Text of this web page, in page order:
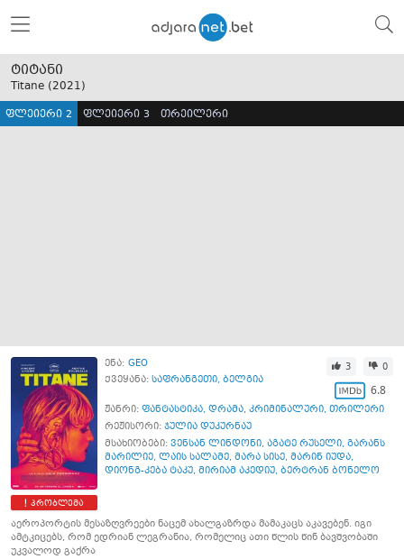
ტიტანი
Titane (2021)
ფლეიერი 2 ფლეიერი 3 თრეილერი
პრობლემა
ენა: GEO
ქვეყანა: საფრანგეთი, ბელგია
3 0
6.8
ჟანრი: ფანტასტიკა, დრამა, კრიმინალური, თრილერი
რეჟისორი: ჯულია დუკურნაუ
მსახიობები: ვენსან ლინდონი, აგატე რუსელი, გარანს
მარილიე, ლაის სალამე, მარა სისე, მარინ იუდა,
დიონგ-კება ტაკუ, მირიამ აკედიუ, ბერტრან ბონელო
აეროპორტის მესაზღვრეები ნაცემ ახალგაზრდა მამაკაცს აკავებენ. იგი
ამტკიცებს, რომ ედრიან ლეგრანია, რომელიც ათი წლის წინ ბავშვობაში
უკვალოდ გაქრა